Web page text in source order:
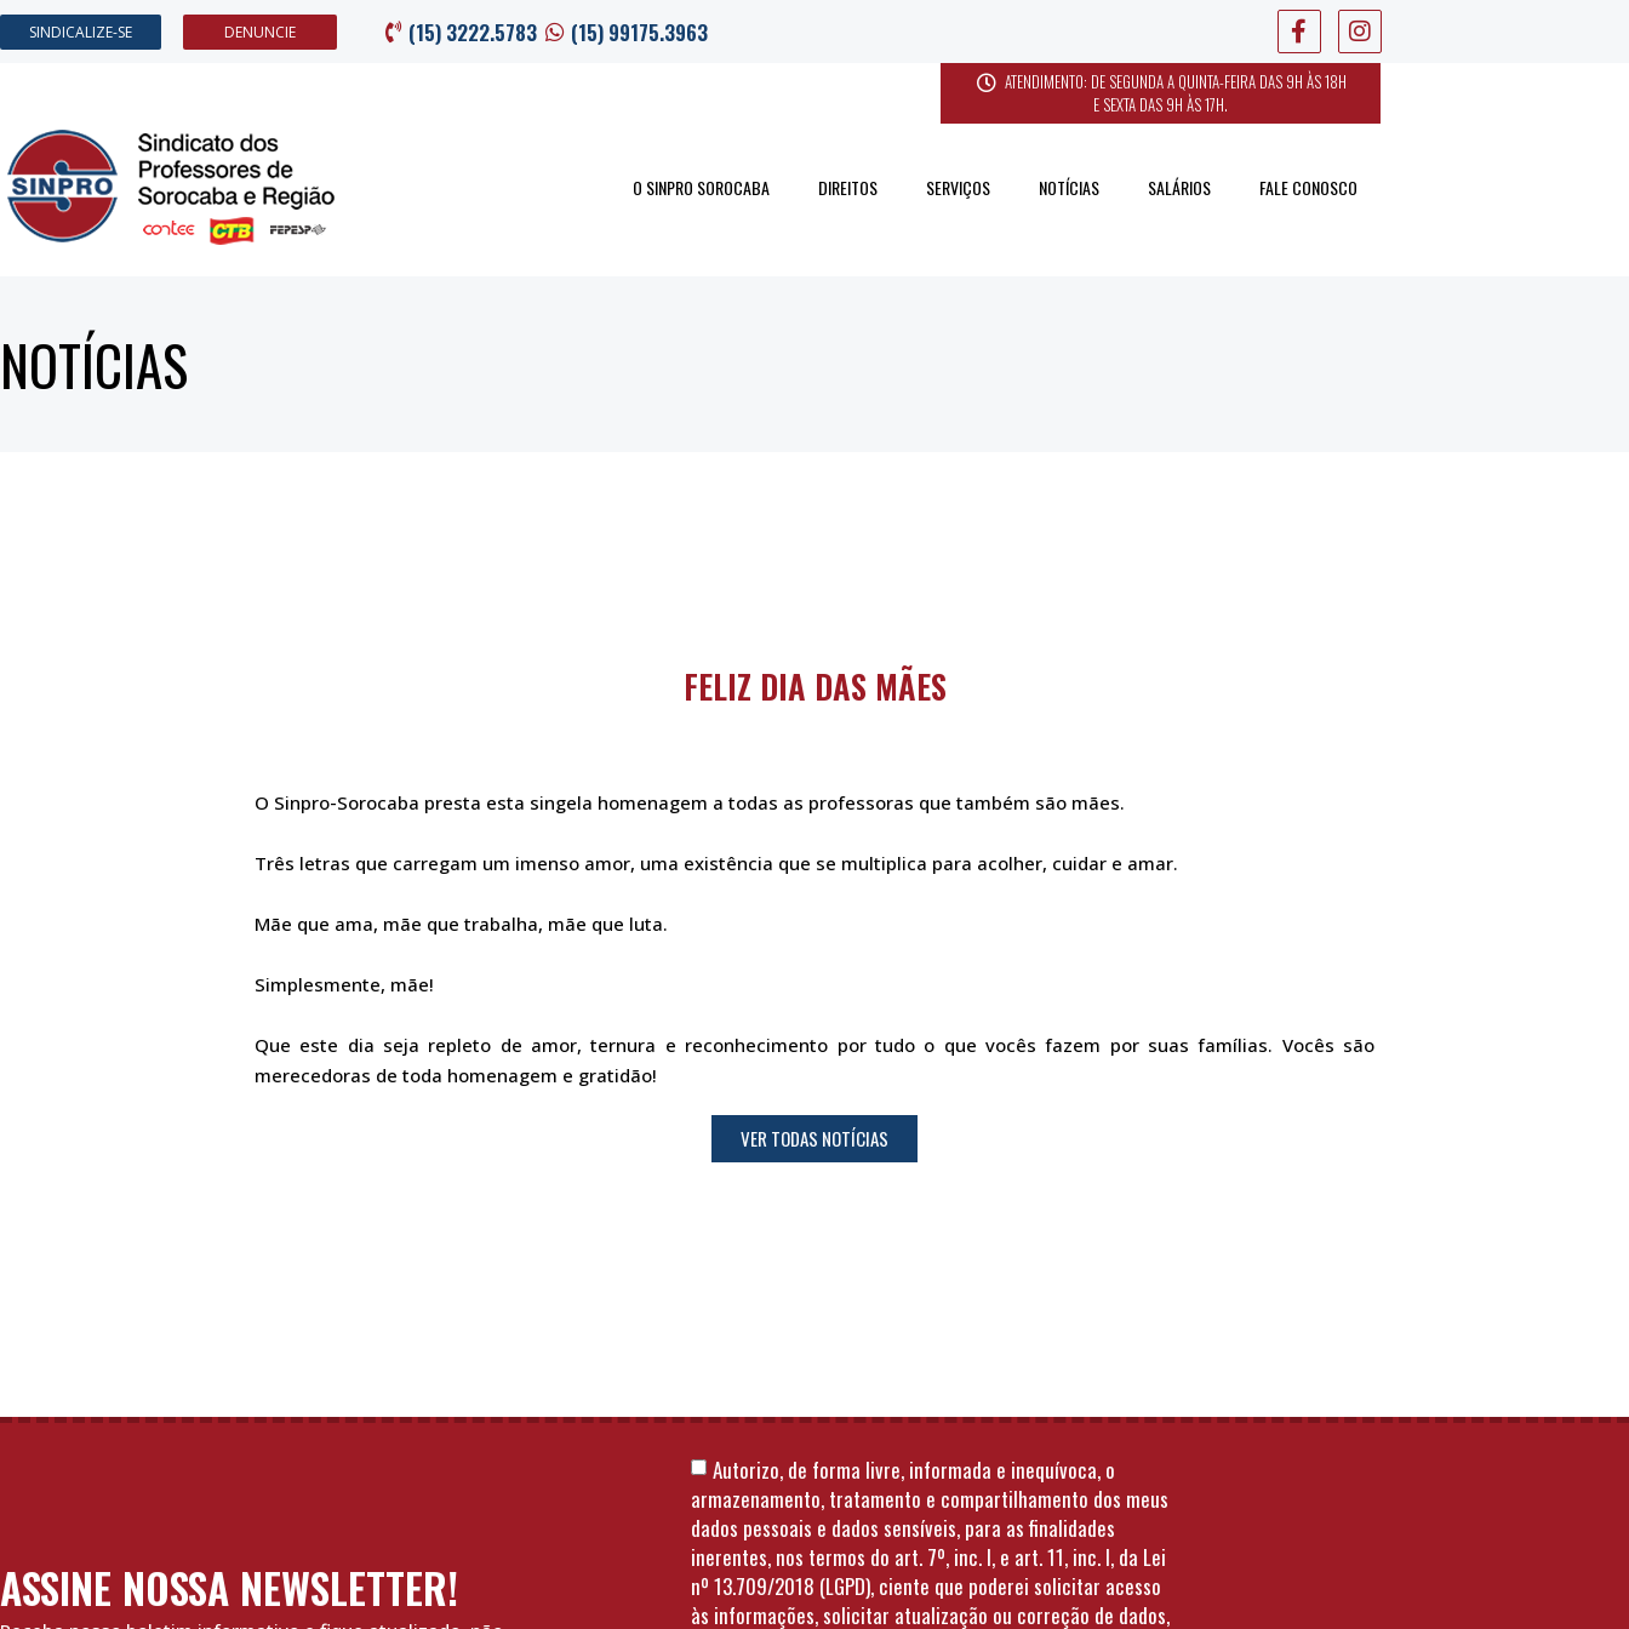
SINDICALIZE-SE DENUNCIE (15) 3222.5783 (15) 99175.3963
ATENDIMENTO: DE SEGUNDA A QUINTA-FEIRA DAS 9H ÀS 18H
E SEXTA DAS 9H ÀS 17H.
O SINPRO SOROCABA DIREITOS SERVIÇOS NOTÍCIAS SALÁRIOS FALE CONOSCO
NOTÍCIAS
FELIZ DIA DAS MÃES
O Sinpro-Sorocaba presta esta singela homenagem a todas as professoras que também são mães.
Três letras que carregam um imenso amor, uma existência que se multiplica para acolher, cuidar e amar.
Mãe que ama, mãe que trabalha, mãe que luta.
Simplesmente, mãe!
Que este dia seja repleto de amor, ternura e reconhecimento por tudo o que vocês fazem por suas famílias. Vocês são
merecedoras de toda homenagem e gratidão!
VER TODAS NOTÍCIAS
ASSINE NOSSA NEWSLETTER!
Autorizo, de forma livre, informada e inequívoca, o
armazenamento, tratamento e compartilhamento dos meus
dados pessoais e dados sensíveis, para as finalidades
inerentes, nos termos do art. 7º, inc. I, e art. 11, inc. I, da Lei
nº 13.709/2018 (LGPD), ciente que poderei solicitar acesso
às informações, solicitar atualização ou correção de dados,